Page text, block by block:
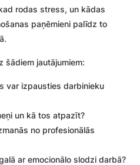
rodas stress, un kādas
paņēmieni palīdz to
šādiem jautājumiem:
var izpausties darbinieku
un kā tos atpazīt?
no profesionālās
ar emocionālo slodzi darbā?